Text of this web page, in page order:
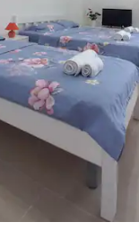
betyg, 24